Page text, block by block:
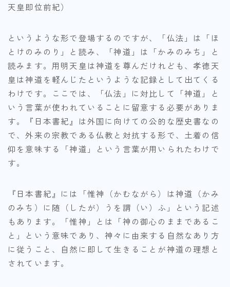
天皇即位前紀）
というような形で登場するのですが、「仏法」は「ほ
とけのみのり」と読み、「神道」は「かみのみち」と
読みます。用明天皇は神道を尊んだけれども、孝徳天
皇は神道を軽んじたというような記録として出てくる
わけです。ここでは、「仏法」に対比して「神道」と
いう言葉が使われていることに留意する必要がありま
す。『日本書紀』は外国に向けての公的な歴史書なの
で、外来の宗教である仏教と対抗する形で、土着の信
仰を意味する「神道」という言葉が用いられたわけで
す。
『日本書紀』には「惟神（かむながら）は神道（かみ
のみち）に随（したが）うを謂（い）ふ」という記述
もあります。「惟神」とは「神の御心のままであるこ
と」という意味であり、神々に由来する自然なあり方
に従うこと、自然に即して生きることが神道の理想と
されています。